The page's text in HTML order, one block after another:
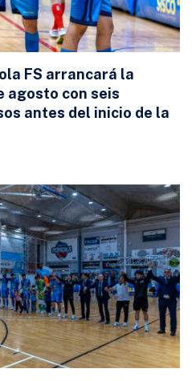
FS arrancará la
agosto con seis
antes del inicio de la